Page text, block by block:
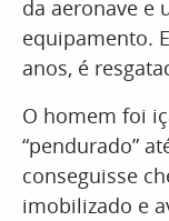
da aeronave e
equipamento.
anos, é
O homem foi
“pendurado”
conseguisse
imobilizado e